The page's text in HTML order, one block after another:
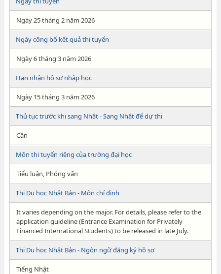
Ngày 25 tháng 2 năm 2026
Ngày công bố kết quả thi tuyển
Ngày 6 tháng 3 năm 2026
Hạn nhận hồ sơ nhập học
Ngày 15 tháng 3 năm 2026
Thủ tục trước khi sang Nhật - Sang Nhật để dự thi
Cần
Môn thi tuyển riêng của trường đại học
Tiểu luận, Phỏng vấn
Thi Du học Nhật Bản - Môn chỉ định
It varies depending on the major. For details, please refer to the
application guideline (Entrance Examination for Privately
Financed International Students) to be released in late July.
Thi Du học Nhật Bản - Ngôn ngữ đăng ký hồ sơ
Tiếng Nhật